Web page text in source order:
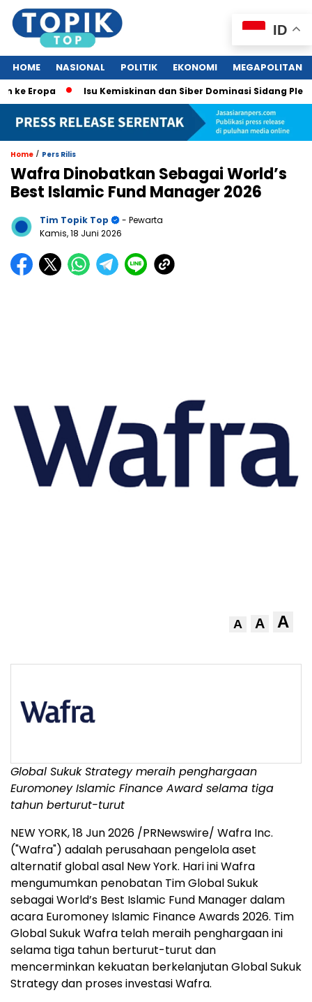
HOME NASIONAL POLITIK EKONOMI MEGAPOLITAN
Isu Kemiskinan dan Siber Dominasi Sidang Pleno KTT
Home / Pers Rilis
Wafra Dinobatkan Sebagai World’s
Best Islamic Fund Manager 2026
Tim Topik Top
- Pewarta
Kamis, 18 Juni 2026
A A A
Global Sukuk Strategy meraih penghargaan
Euromoney Islamic Finance Award selama tiga
tahun berturut-turut
NEW YORK,18 Jun 2026 /PRNewswire/ Wafra Inc.
("Wafra") adalah perusahaan pengelola aset
alternatif global asal New York. Hari ini Wafra
mengumumkan penobatan Tim Global Sukuk
sebagai World’s Best Islamic Fund Manager dalam
acara Euromoney Islamic Finance Awards 2026. Tim
Global Sukuk Wafra telah meraih penghargaan ini
selama tiga tahun berturut-turut dan
mencerminkan kekuatan berkelanjutan Global Sukuk
Strategy dan proses investasi Wafra.
ID